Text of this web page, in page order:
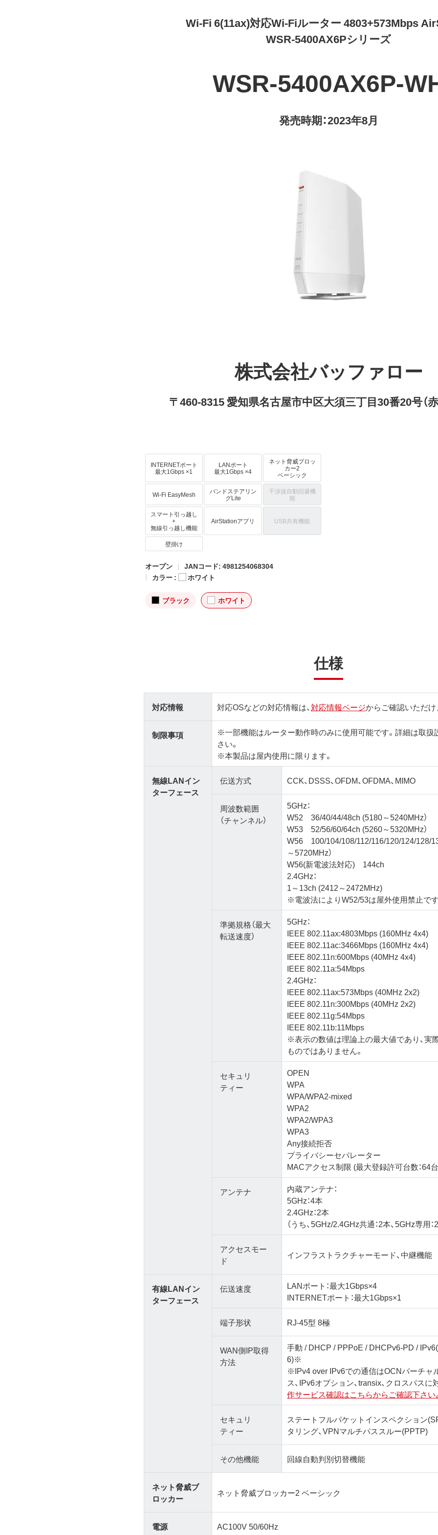
Wi-Fi 6(11ax)対応Wi-Fiルーター 4803+573Mbps
WSR-5400AX6Pシリーズ
WSR-5400AX6P-
発売時期：2023年8月
株式会社バッファロー
〒460-8315 愛知県名古屋市中区大須三丁目30番20号（
INTERNETポート
最大1Gbps ×1
LANポート
最大1Gbps ×4
ネット脅威ブロッ
カー2
ベーシック
Wi-Fi EasyMesh バンドステアリン
グLite
干渉波自動回避機
能
スマート引っ越し
+
無線引っ越し機能
AirStationアプリ USB共有機能
壁掛け
オープン
JANコード: 4981254068304
カラー :
ホワイト
ブラック ホワイト
仕様
対応情報 対応OSなどの対応情報は、対応情報ページからご確認いただけ
制限事項
※一部機能はルーター動作時のみに使用可能です。詳細は取扱
さい。
※本製品は屋内使用に限ります。
無線LANイン
ターフェース
伝送方式 CCK、DSSS、OFDM、OFDMA、MIMO
周波数範囲
（チャンネル）
5GHz：
W52 36/40/44/48ch (5180～5240MHz）
W53 52/56/60/64ch (5260～5320MHz）
W56 100/104/108/112/116/120/124/128/
～5720MHz）
W56(新電波法対応) 144ch
2.4GHz：
1～13ch (2412～2472MHz)
※電波法によりW52/53は屋外使用禁止です
準拠規格（最大
転送速度）
5GHz：
IEEE 802.11ax:4803Mbps (160MHz 4x4)
IEEE 802.11ac:3466Mbps (160MHz 4x4)
IEEE 802.11n:600Mbps (40MHz 4x4)
IEEE 802.11a:54Mbps
2.4GHz：
IEEE 802.11ax:573Mbps (40MHz 2x2)
IEEE 802.11n:300Mbps (40MHz 2x2)
IEEE 802.11g:54Mbps
IEEE 802.11b:11Mbps
※表示の数値は理論上の最大値であり、実
ものではありません。
セキュリ
ティー
OPEN
WPA
WPA/WPA2-mixed
WPA2
WPA2/WPA3
WPA3
Any接続拒否
プライバシーセパレーター
MACアクセス制限 (最大登録許可台数：64
アンテナ
内蔵アンテナ：
5GHz：4本
2.4GHz：2本
（うち、5GHz/2.4GHz共通：2本、5GHz専用：2
アクセスモー
ド
インフラストラクチャーモード、中継機能
有線LANイン
ターフェース
伝送速度
LANポート：最大1Gbps×4
INTERNETポート：最大1Gbps×1
端子形状 RJ-45型 8極
WAN側IP取得
方法
手動 / DHCP / PPPoE / DHCPv6-PD /
6)※
※IPv4 over IPv6での通信はOCNバーチャ
ス、IPv6オプション、transix、クロスパスに
作サービス確認はこちらからご確認下さい。
セキュリ
ティー
ステートフルパケットインスペクション
タリング、VPNマルチパススルー(PPTP)
その他機能 回線自動判別切替機能
ネット脅威ブ
ロッカー
ネット脅威ブロッカー2 ベーシック
電源 AC100V 50/60Hz